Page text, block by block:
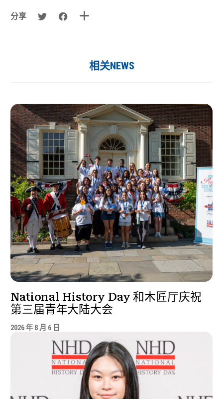
分享
相关NEWS
National History Day 和木匠厅庆祝
第三届青年大陆大会
2026 年 8 月 6 日